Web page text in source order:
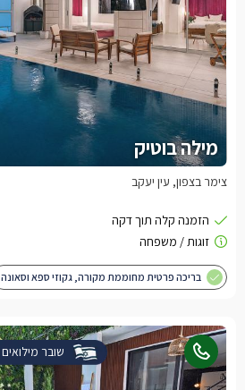
מילה בוטיק
צימר בצפון, עין יעקב
בריכה פרטית מחוממת מקורה, גקוזי ספא וסאונה
שובר מילואים